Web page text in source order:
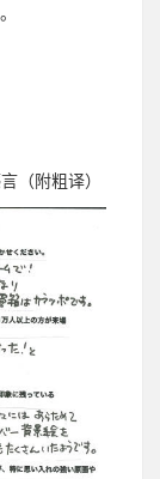
（附粗译）